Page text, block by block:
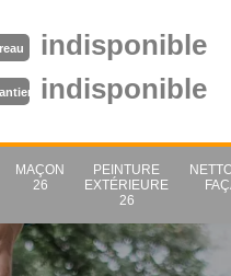
indisponible
indisponible
MAÇON
26
PEINTURE
EXTÉRIEURE
26